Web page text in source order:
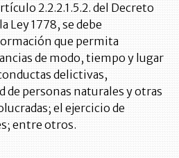
2.2.2.1.5.2. del Decreto
Ley 1778, se debe
que permita
de modo, tiempo y lugar
delictivas,
de personas naturales y otras
el ejercicio de
entre otros.